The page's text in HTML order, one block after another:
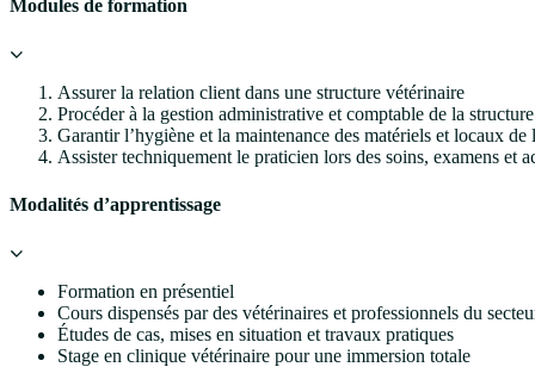
Modules de formation
Assurer la relation client dans une structure vétérinaire
Procéder à la gestion administrative et comptable de la
Garantir l’hygiène et la maintenance des matériels et locaux
Assister techniquement le praticien lors des soins, examens et
Modalités d’apprentissage
Formation en présentiel
Cours dispensés par des vétérinaires et professionnels du
Études de cas, mises en situation et travaux pratiques
Stage en clinique vétérinaire pour une immersion totale